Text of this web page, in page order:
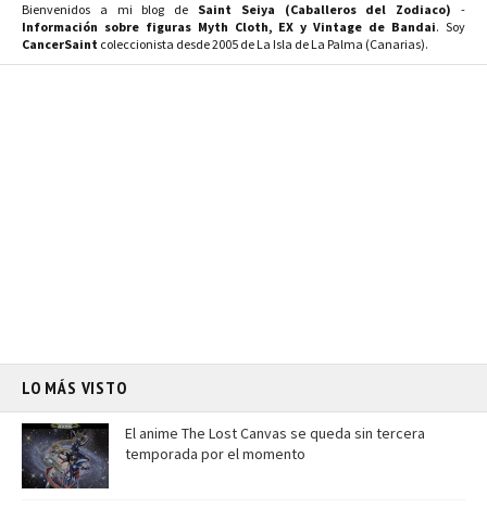
Bienvenidos a mi blog de Saint Seiya (Caballeros del Zodiaco) -
Información sobre figuras Myth Cloth, EX y Vintage de Bandai. Soy
CancerSaint coleccionista desde 2005 de La Isla de La Palma (Canarias).
LO MÁS VISTO
El anime The Lost Canvas se queda sin tercera
temporada por el momento